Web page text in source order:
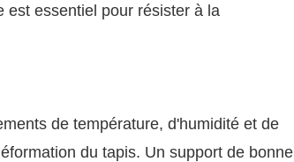
est essentiel pour résister à la
de température, d'humidité et de
du tapis. Un support de bonne